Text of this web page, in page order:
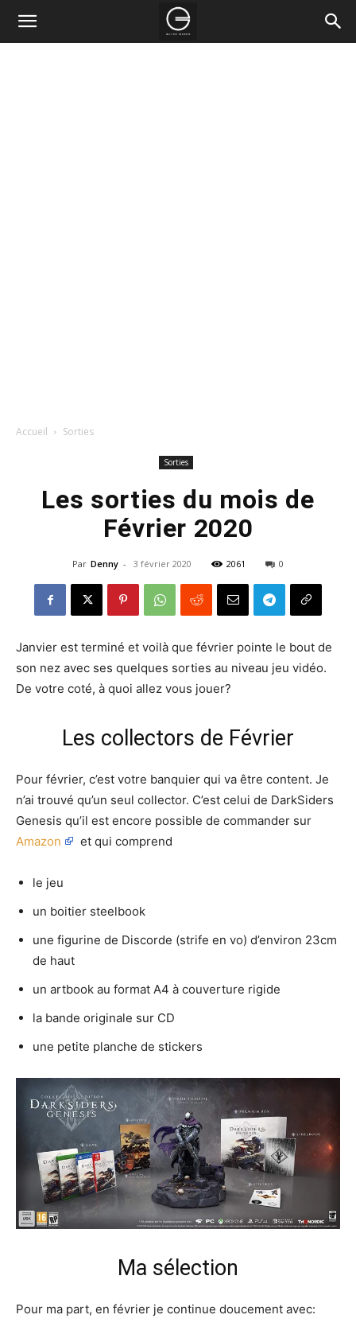
Accueil Sorties
Sorties
Les sorties du mois de
Février 2020
Par Denny - 3 février 2020 2061 0
Janvier est terminé et voilà que février pointe le bout de
son nez avec ses quelques sorties au niveau jeu vidéo.
De votre coté, à quoi allez vous jouer?
Les collectors de Février
Pour février, c’est votre banquier qui va être content. Je
n’ai trouvé qu’un seul collector. C’est celui de DarkSiders
Genesis qu’il est encore possible de commander sur
Amazon
et qui comprend
le jeu
un boitier steelbook
une figurine de Discorde (strife en vo) d’environ 23cm
de haut
un artbook au format A4 à couverture rigide
la bande originale sur CD
une petite planche de stickers
Ma sélection
Pour ma part, en février je continue doucement avec: